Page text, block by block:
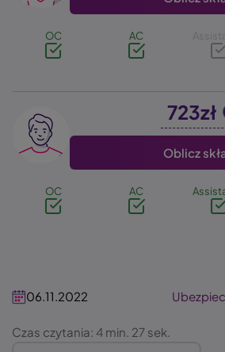
OC AC
Image 723zł
Oblicz
OC AC
06.11.2022
Czas czytania: 4 min. 27 sek.